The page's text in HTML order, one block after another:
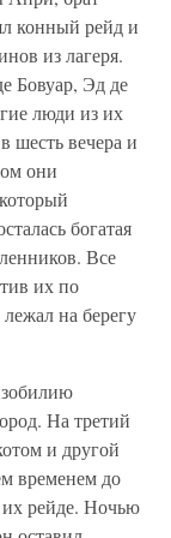
конный рейд и
из лагеря.
Бовуар, Эд де
люди из их
шесть вечера и
они
богатая
Все
их по
на берегу
На третий
и другой
временем до
рейде. Ночью